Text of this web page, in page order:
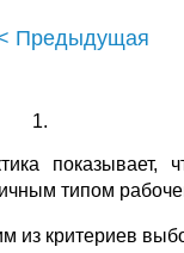
Предыдущая
показывает,
типом
из критериев